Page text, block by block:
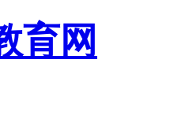
育网